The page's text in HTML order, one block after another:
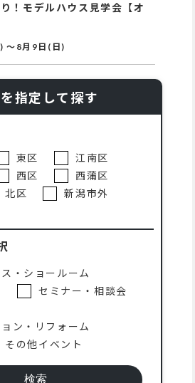
！モデルハウス見学会【オ
～ 8月9日(日)
指定して探す
東区
江南区
西区
西蒲区
北区
新潟市外
・ショールーム
セミナー・相談会
ン・リフォーム
その他イベント